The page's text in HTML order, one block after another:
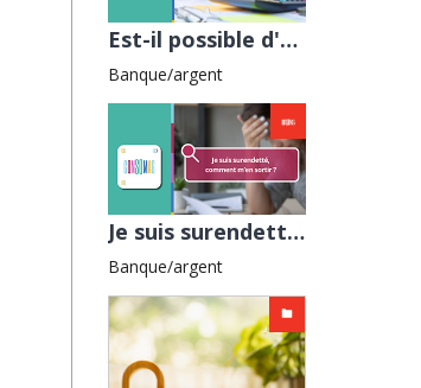
Est-il possible d'obtenir un délai pour payer mes dettes ? avec l'ALLDC
Banque/argent
Je suis surendetté, comment m’en sortir ? avec l'AFOC
Banque/argent